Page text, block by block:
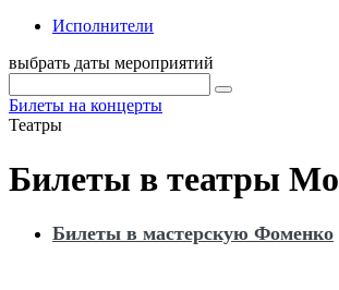
Исполнители
выбрать даты мероприятий
Билеты на концерты
Театры
Билеты в театры
Билеты в мастерскую Фоменко